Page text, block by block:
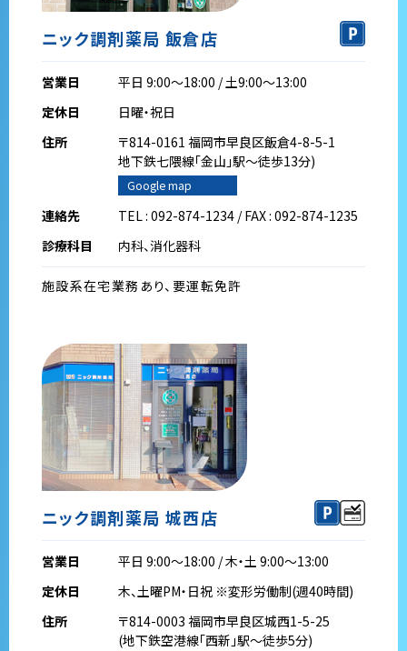
ニック調剤薬局 飯倉店
営業日
平日 9:00～18:00 / 土9:00～13:00
定休日
日曜・祝日
住所
〒814-0161 福岡市早良区飯倉4-8-5-1
地下鉄七隈線｢金山｣駅～徒歩13分)
Google map
連絡先
TEL : 092-874-1234 / FAX : 092-874-1235
診療科目
内科、消化器科
施設系在宅業務あり、要運転免許
ニック調剤薬局 城西店
営業日
平日 9:00～18:00 / 木・土 9:00～13:00
定休日
木、土曜PM・日祝 ※変形労働制(週40時間)
住所
〒814-0003 福岡市早良区城西1-5-25
(地下鉄空港線｢西新｣駅～徒歩5分)